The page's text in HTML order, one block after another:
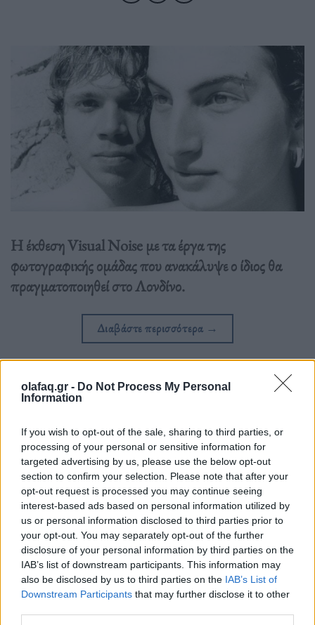
olafaq.gr - Do Not Process My Personal
Information
If you wish to opt-out of the sale, sharing to third parties, or
processing of your personal or sensitive information for
targeted advertising by us, please use the below opt-out
section to confirm your selection. Please note that after your
opt-out request is processed you may continue seeing
interest-based ads based on personal information utilized by
us or personal information disclosed to third parties prior to
your opt-out. You may separately opt-out of the further
disclosure of your personal information by third parties on the
IAB’s list of downstream participants. This information may
also be disclosed by us to third parties on the IAB’s List of
Downstream Participants that may further disclose it to other
Η έκθεση Visual Noise με τα έργα της
φωτογραφικής ομάδας που ανακάλυψε ο ίδιος θα
πραγματοποιηθεί στο Λονδίνο.
Διαβάστε περισσότερα →
Δημοσιεύθηκε σε
Δείτε επίσης